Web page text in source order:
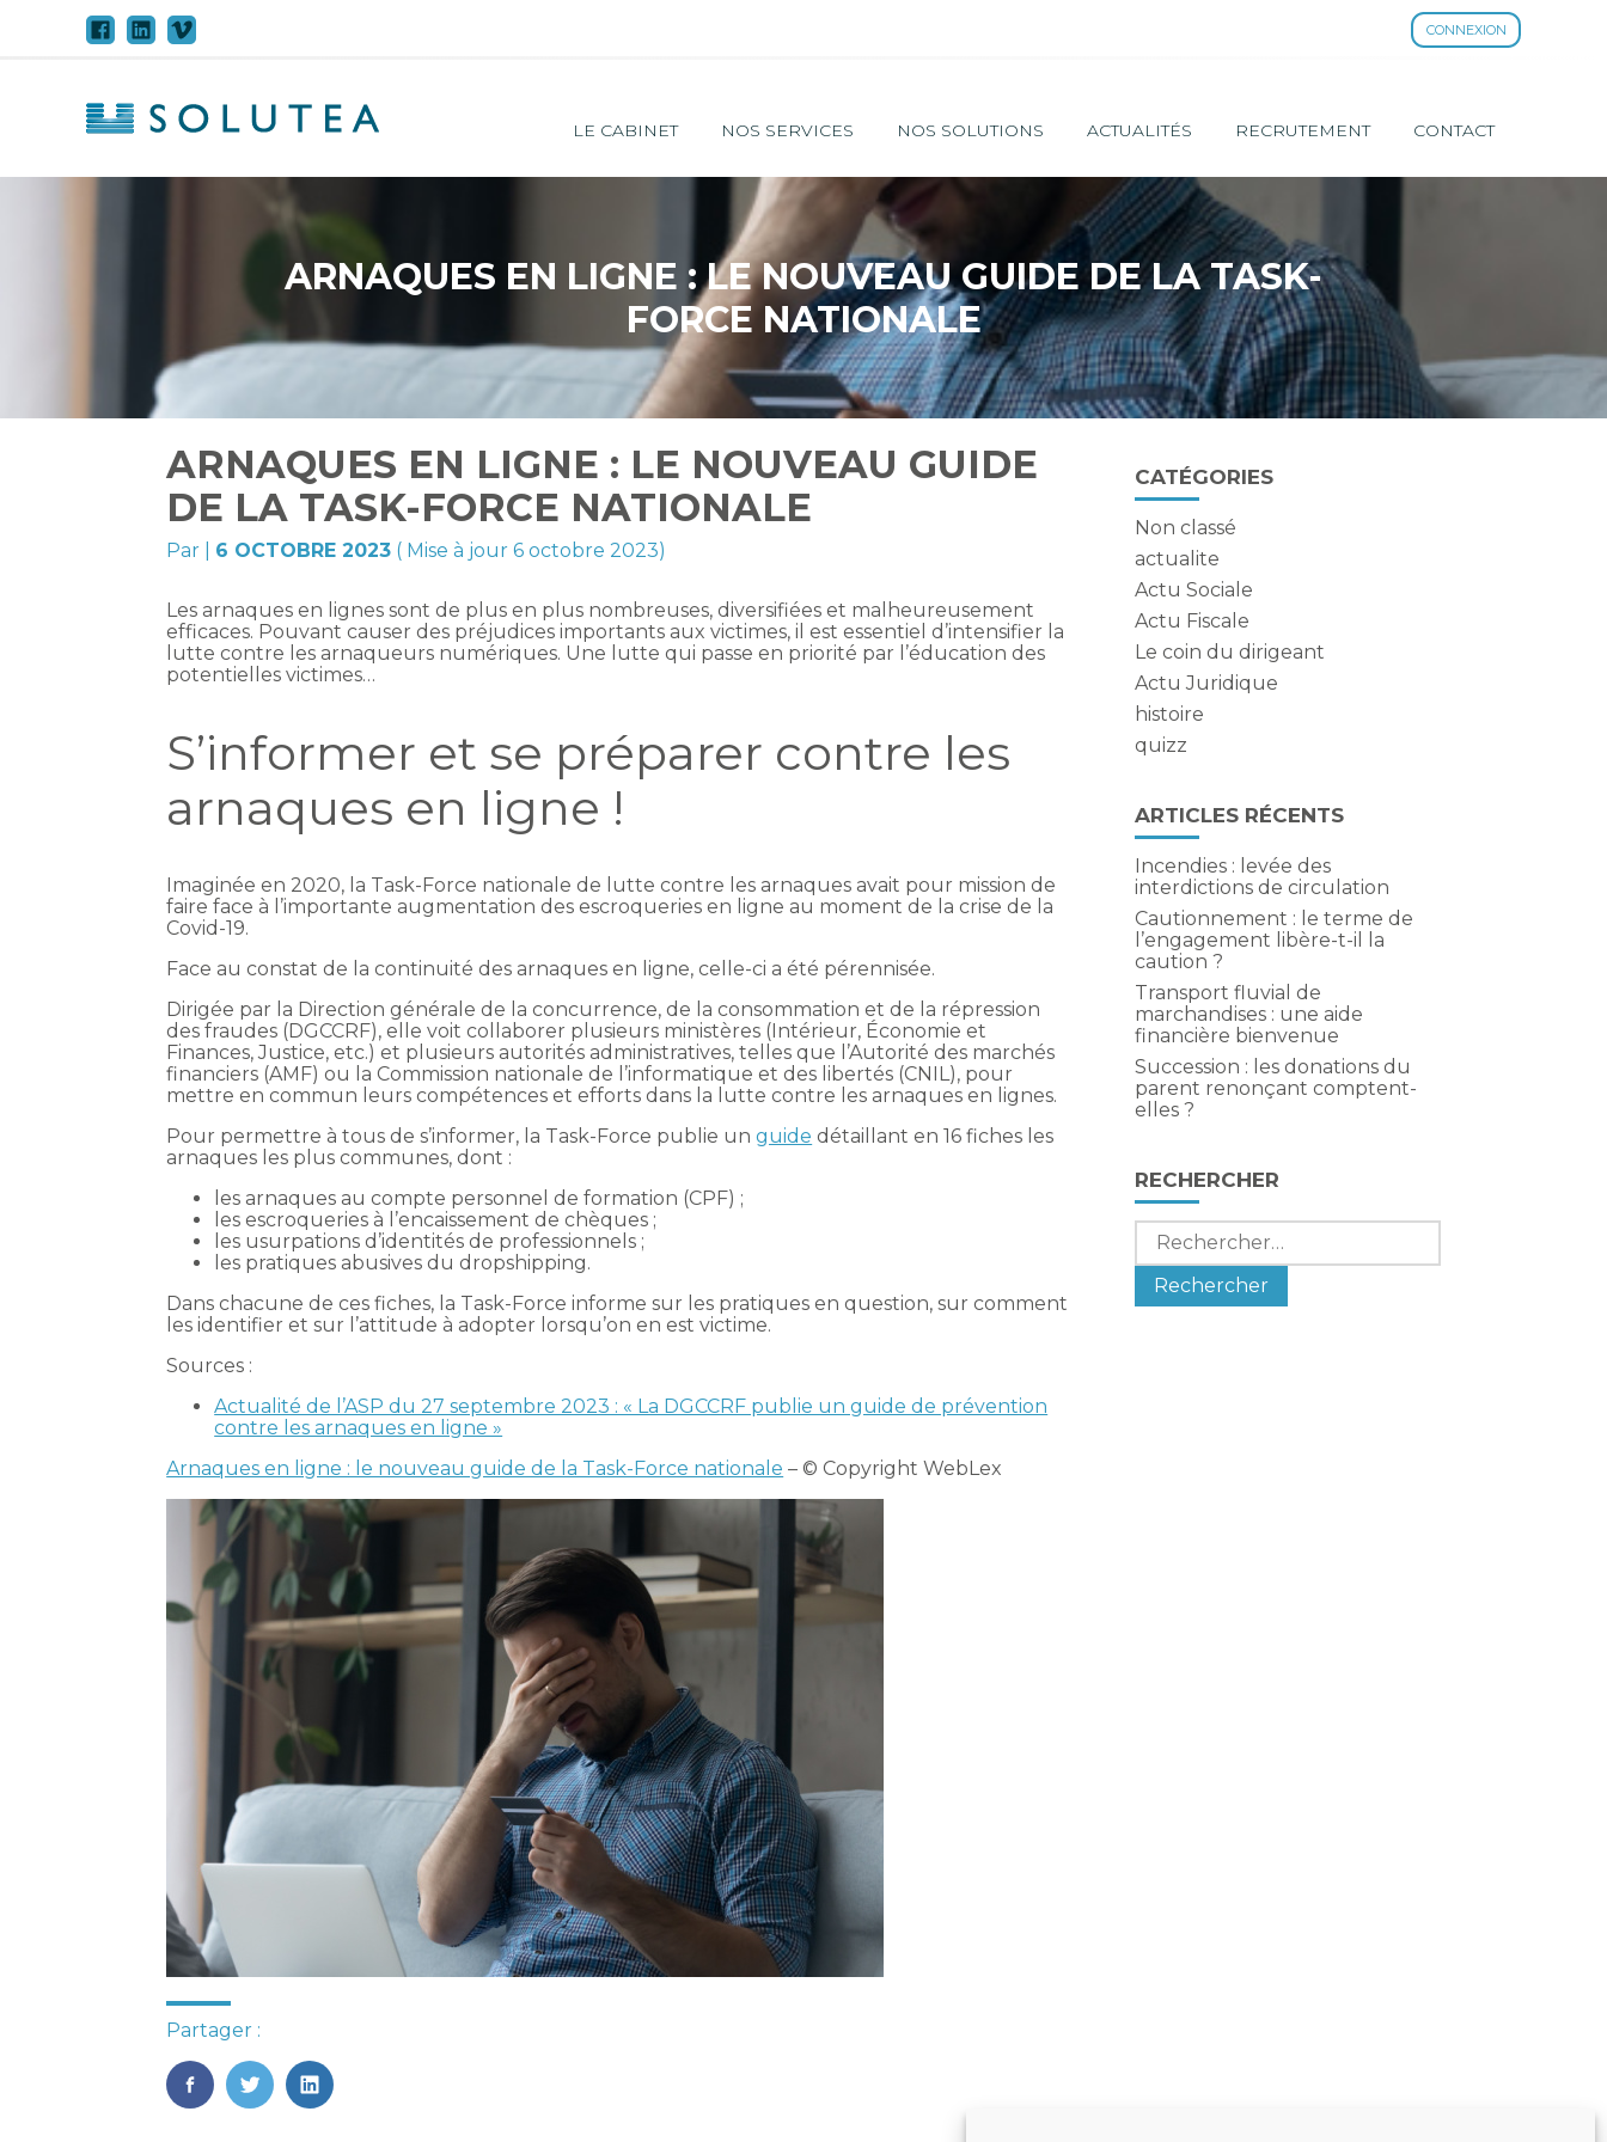
CONNEXION
au
Principal
LE CABINET NOS SERVICES NOS SOLUTIONS ACTUALITÉS RECRUTEMENT CONTACT
ARNAQUES EN LIGNE : LE NOUVEAU GUIDE DE LA TASK-
FORCE NATIONALE
ARNAQUES EN LIGNE : LE NOUVEAU GUIDE
DE LA TASK-FORCE NATIONALE
Par 6 OCTOBRE 2023 ( Mise à jour 6 octobre 2023)
Les arnaques en lignes sont de plus en plus nombreuses, diversifiées et malheureusement
efficaces. Pouvant causer des préjudices importants aux victimes, il est essentiel d’intensifier la
lutte contre les arnaqueurs numériques. Une lutte qui passe en priorité par l’éducation des
potentielles victimes…
S’informer et se préparer contre les
arnaques en ligne !
Imaginée en 2020, la Task-Force nationale de lutte contre les arnaques avait pour mission de
faire face à l’importante augmentation des escroqueries en ligne au moment de la crise de la
Covid-19.
Face au constat de la continuité des arnaques en ligne, celle-ci a été pérennisée.
Dirigée par la Direction générale de la concurrence, de la consommation et de la répression
des fraudes (DGCCRF), elle voit collaborer plusieurs ministères (Intérieur, Économie et
Finances, Justice, etc.) et plusieurs autorités administratives, telles que l’Autorité des marchés
financiers (AMF) ou la Commission nationale de l’informatique et des libertés (CNIL), pour
mettre en commun leurs compétences et efforts dans la lutte contre les arnaques en lignes.
Pour permettre à tous de s’informer, la Task-Force publie unguide détaillant en 16 fiches les
arnaques les plus communes, dont :
les arnaques au compte personnel de formation (CPF) ;
les escroqueries à l’encaissement de chèques ;
les usurpations d’identités de professionnels ;
les pratiques abusives du dropshipping.
Dans chacune de ces fiches, la Task-Force informe sur les pratiques en question, sur comment
les identifier et sur l’attitude à adopter lorsqu’on en est victime.
Sources :
Actualité de l’ASP du 27 septembre 2023 : « La DGCCRF publie un guide de prévention
contre les arnaques en ligne »
Arnaques en ligne : le nouveau guide de la Task-Force nationale – © Copyright WebLex
Partager :
FaceBook
TwitterLinkedIn
Blog
sidebar
CATÉGORIES
Non classé
actualite
Actu Sociale
Actu Fiscale
Le coin du dirigeant
Actu Juridique
histoire
quizz
ARTICLES RÉCENTS
Incendies : levée des
interdictions de circulation
Cautionnement : le terme de
l’engagement libère-t-il la
caution ?
Transport fluvial de
marchandises : une aide
financière bienvenue
Succession : les donations du
parent renonçant comptent-
elles ?
RECHERCHER
Rechercher :